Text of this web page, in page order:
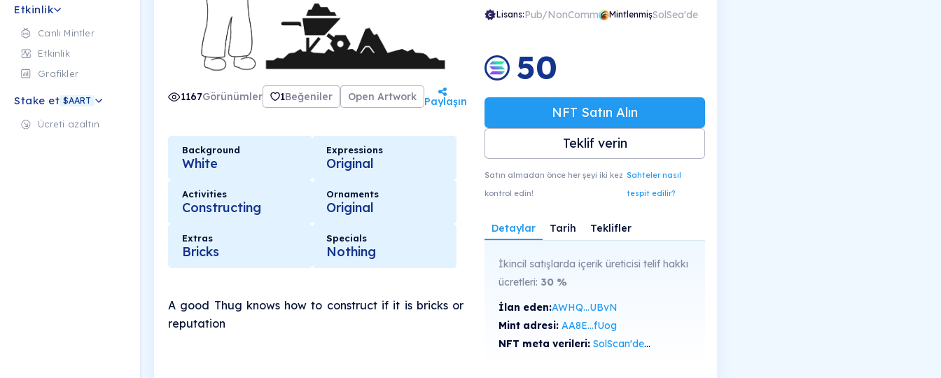
Etkinlik
Canlı Mintler
Etkinlik
Grafikler
Stake et $AART
Ücreti azaltın
1167Görünümler 1Beğeniler Open Artwork Paylaşın
Background
White
Expressions
Original
Activities
Constructing
Ornaments
Original
Extras
Bricks
Specials
Nothing
A good Thug knows how to construct if it is bricks or
reputation
Lisans:Pub/NonComm MintlenmişSolSea'de
50
NFT Satın Alın
Teklif verin
Satın almadan önce her şeyi iki kez
kontrol edin!
Sahteler nasıl
tespit edilir?
Detaylar Tarih Teklifler
İkincil satışlarda içerik üreticisi telif hakkı
ücretleri: 30 %
İlan eden:AWHQ...UBvN
Mint adresi:AA8E...fUog
NFT meta verileri:SolScan'de görüntüle